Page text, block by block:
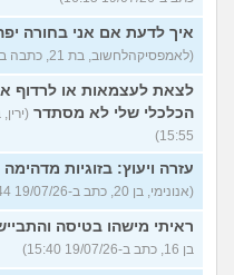
איך לדעת אם אני בחורה
(לאמפסיקהלחשוב, בת 21, כתבה ב-19/07/26 16:04)
לצאת לעצמאות או לרדוף
הכלכלי שלי לא מסתדר
15:55)
עזרה ויעוץ: בזוגיות
(אנונימי, בן 20, כתב ב-19/07/26 15:44)
ראיתי מישהו בטיסה
בן 16, כתב ב-19/07/26 15:40)